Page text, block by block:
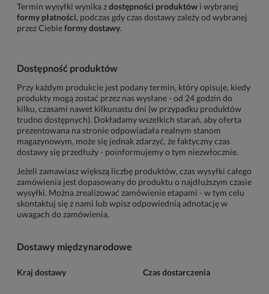
Termin wysyłki wynika zdostępności produktów i wybranej
formy płatności, podczas gdy czas dostawy zależy od wybranej
przez Ciebieformy dostawy.
Dostępność produktów
Przy każdym produkcie jest podany termin, który opisuje, kiedy
produkty mogą zostać przez nas wysłane - od 24 godzin do
kilku, czasami nawet kilkunastu dni (w przypadku produktów
trudno dostępnych). Dokładamy wszelkich starań, aby oferta
prezentowana na stronie odpowiadała realnym stanom
magazynowym, może się jednak zdarzyć, że faktyczny czas
dostawy się przedłuży - poinformujemy o tym niezwłocznie.
Jeżeli zamawiasz większą liczbę produktów, czas wysyłki całego
zamówienia jest dopasowany do produktu o najdłuższym czasie
wysyłki. Można zrealizować zamówienie etapami - w tym celu
skontaktuj się z nami lub wpisz odpowiednią adnotację w
uwagach do zamówienia.
Dostawy międzynarodowe
Kraj dostawy Czas dostarczenia